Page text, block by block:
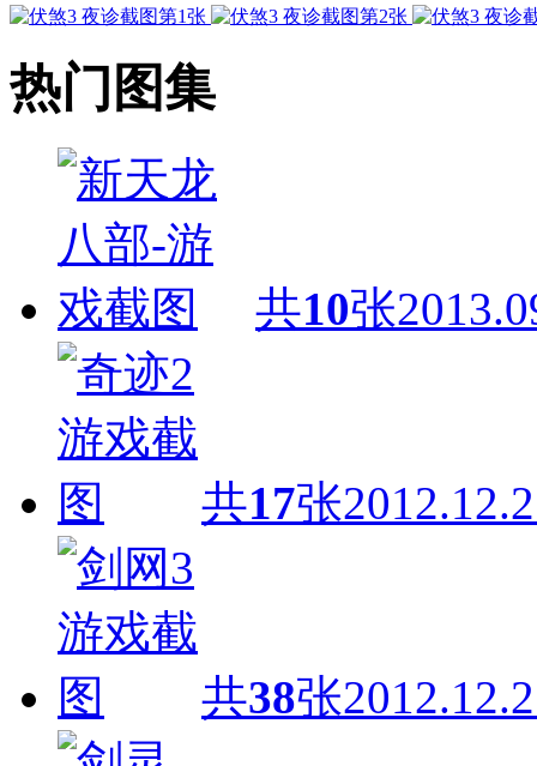
热门图集
共10张
共17张
共38张